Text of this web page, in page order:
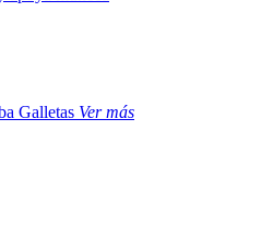
Galletas Ver más